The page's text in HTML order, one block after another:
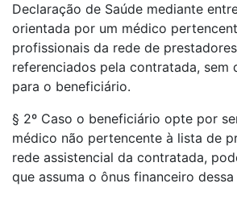
Declaração de Saúde mediante
orientada por um médico
profissionais da rede de
referenciados pela contratada, sem
para o beneficiário.
§ 2º Caso o beneficiário opte por
médico não pertencente à lista de
rede assistencial da contratada,
que assuma o ônus financeiro